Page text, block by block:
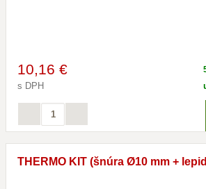
10,16 €
s DPH
THERMO KIT (šnúra Ø10 mm +